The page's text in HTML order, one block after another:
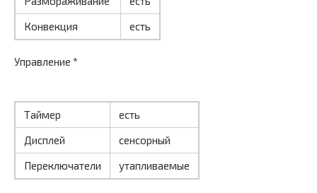
Конвекция
есть
Управление *
Таймер
есть
Дисплей
сенсорный
Переключатели
утапливаемые